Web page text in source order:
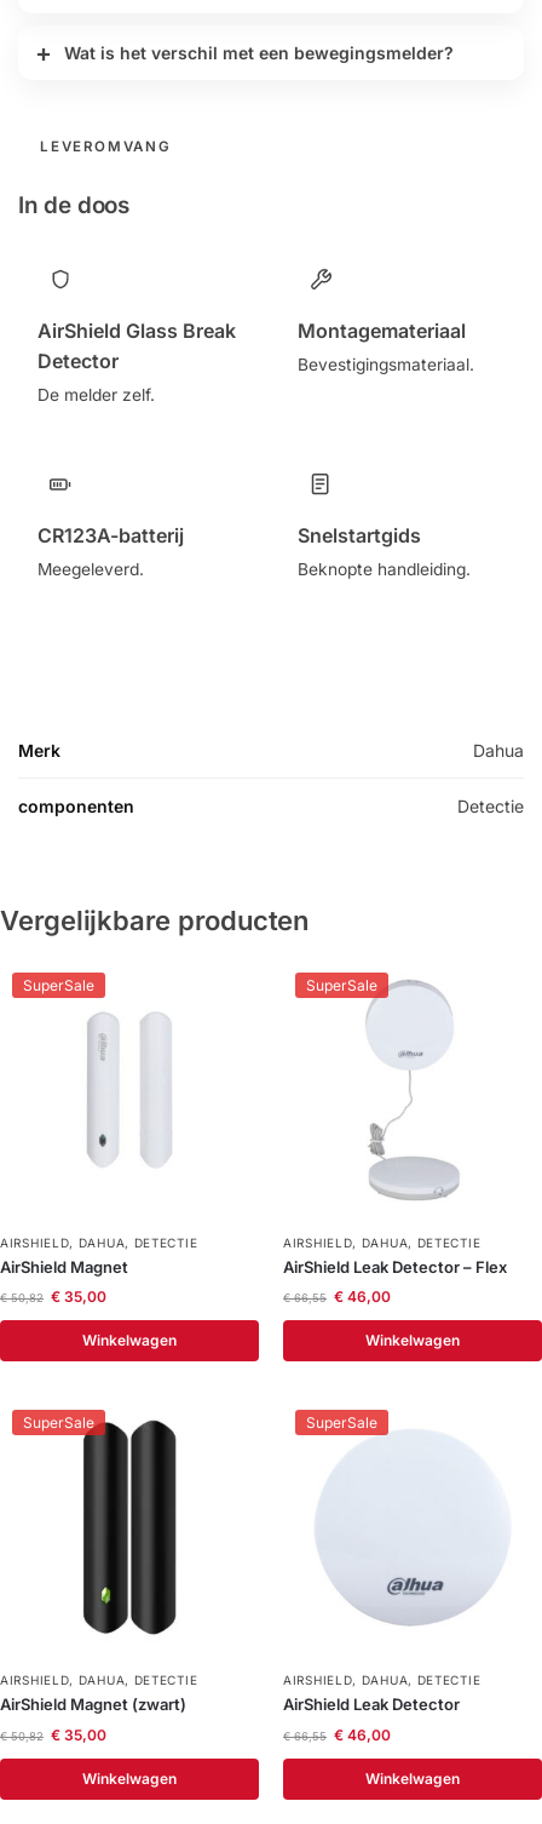
Wat is het verschil met een bewegingsmelder?
LEVEROMVANG
In de doos
AirShield Glass Break
Detector
De melder zelf.
Montagemateriaal
Bevestigingsmateriaal.
CR123A-batterij
Meegeleverd.
Snelstartgids
Beknopte handleiding.
Merk Dahua
componenten Detectie
Vergelijkbare producten
SuperSale
AIRSHIELD, DAHUA, DETECTIE
AirShield Magnet
€50,82 €35,00
Winkelwagen
SuperSale
AIRSHIELD, DAHUA, DETECTIE
AirShield Leak Detector – Flex
€66,55 €46,00
Winkelwagen
SuperSale
AIRSHIELD, DAHUA, DETECTIE
AirShield Magnet (zwart)
€50,82 €35,00
Winkelwagen
SuperSale
AIRSHIELD, DAHUA, DETECTIE
AirShield Leak Detector
€66,55 €46,00
Winkelwagen